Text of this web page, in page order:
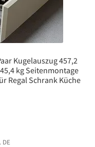
Kugelauszug 457,2
kg Seitenmontage
Regal Schrank Küche
DE